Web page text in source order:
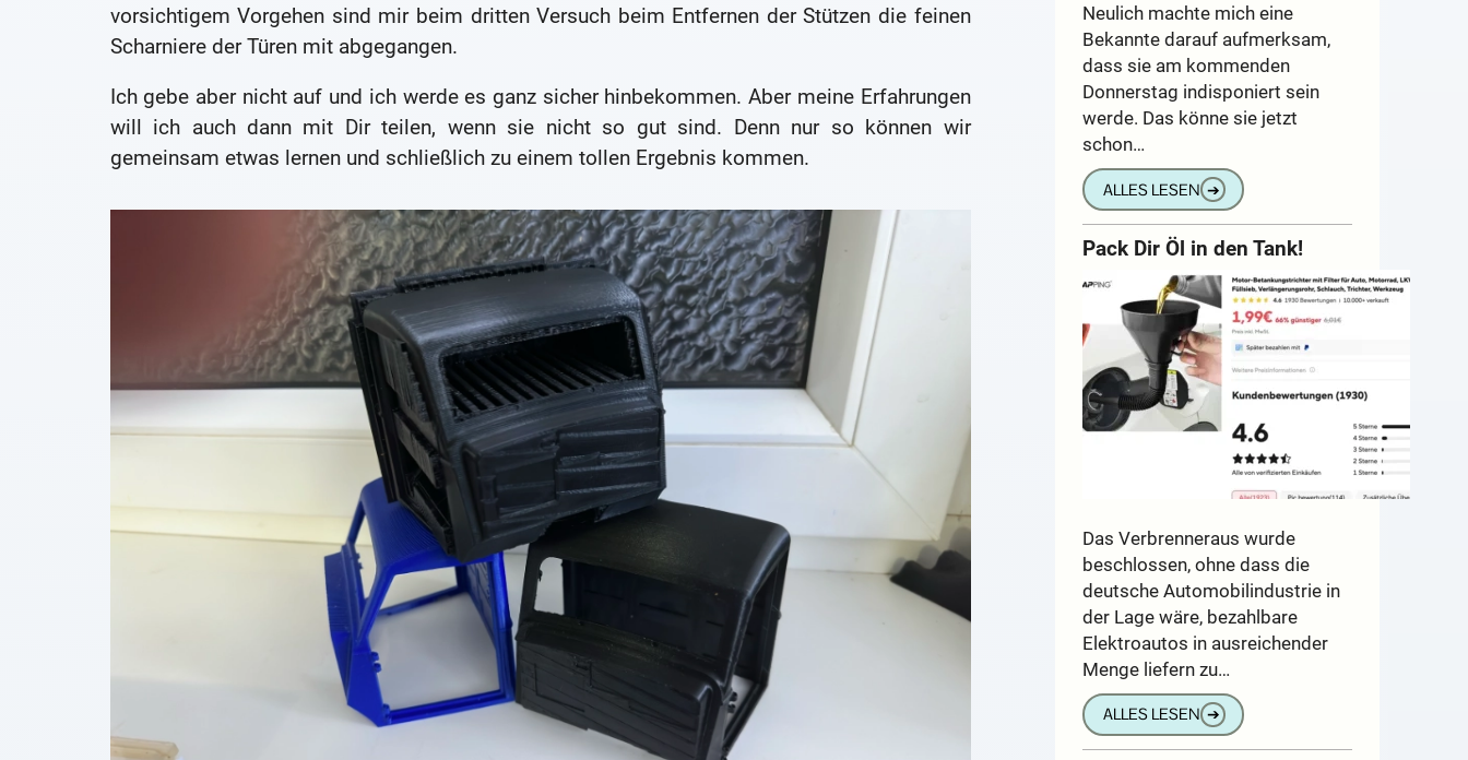
vorsichtigem Vorgehen sind mir beim dritten Versuch beim Entfernen der Stützen die feinen
Scharniere der Türen mit abgegangen.
Ich gebe aber nicht auf und ich werde es ganz sicher hinbekommen. Aber meine Erfahrungen
will ich auch dann mit Dir teilen, wenn sie nicht so gut sind. Denn nur so können wir
gemeinsam etwas lernen und schließlich zu einem tollen Ergebnis kommen.
Neulich machte mich eine
Bekannte darauf aufmerksam,
dass sie am kommenden
Donnerstag indisponiert sein
werde. Das könne sie jetzt
schon…
ALLES LESEN ➔
Pack Dir Öl in den Tank!
Das Verbrenneraus wurde
beschlossen, ohne dass die
deutsche Automobilindustrie in
der Lage wäre, bezahlbare
Elektroautos in ausreichender
Menge liefern zu…
ALLES LESEN ➔